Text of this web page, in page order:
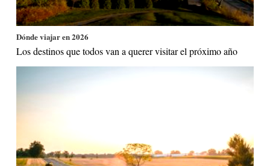
Dónde viajar en 2026
Los destinos que todos van a querer visitar el próximo año